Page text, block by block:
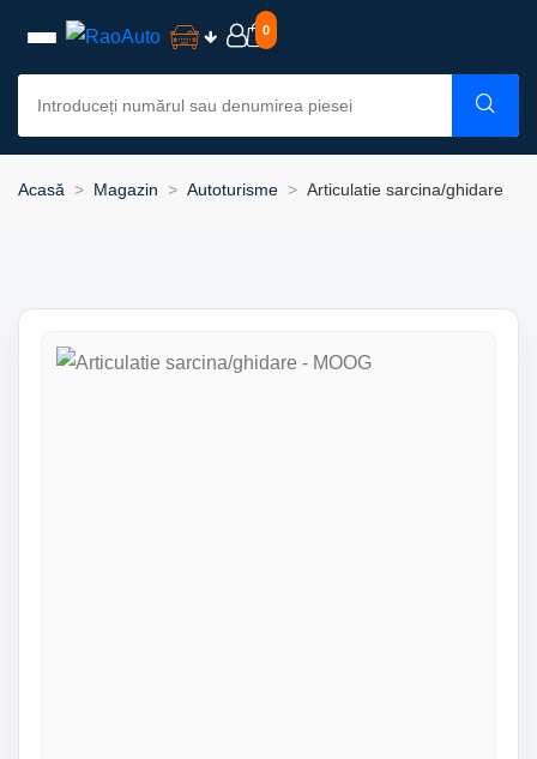
0
Acasă Magazin Autoturisme Articulatie sarcina/ghidare